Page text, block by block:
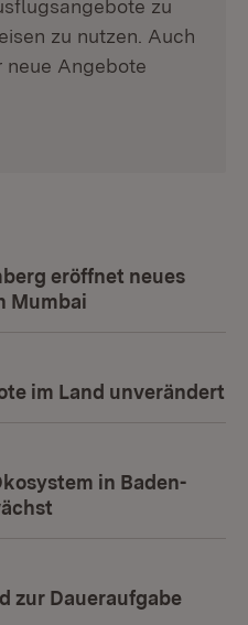
zu
zu nutzen. Auch
neue Angebote
eröffnet neues
Mumbai
im Land unverändert
in Baden-
zur Daueraufgabe